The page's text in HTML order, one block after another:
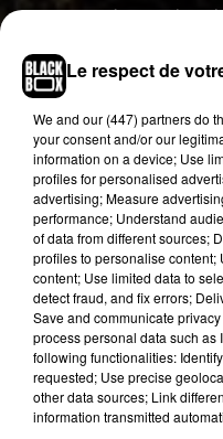
Publié : 22
posté cette photo
réseaux sociaux,
Aussi belle
titrant cette fois «
Garonne ne
photos
La mission
plusieurs mois, de
Fil actus
Moha MMZ
single
Le respect de
We and our (447) partnersdo
your consent and/or our
information on a device; Use
profiles for personalised
advertising; Measure
performance; Understand
of data from different sources;
profiles to personalise
content; Use limited data to
detect fraud, and fix errors;
Save and communicate
process personal data such as
following functionalities:
requested; Use precise
other data sources; Link
information transmitted